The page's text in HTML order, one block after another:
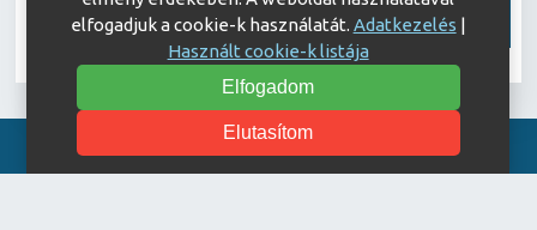
AJÁNDÉKOZÁSI OKIRATOK
elfogadjuk a cookie-k használatát. Adatkezelés |
Használt cookie-k listája
Elfogadom
Elutasítom